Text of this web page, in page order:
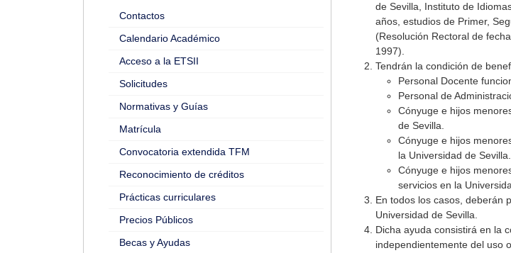
Contactos
Calendario Académico
Acceso a la ETSII
Solicitudes
Normativas y Guías
Matrícula
Convocatoria extendida TFM
Reconocimiento de créditos
Prácticas curriculares
Precios Públicos
Becas y Ayudas
de Sevilla, Instituto de
años, estudios de Primer,
(Resolución Rectoral de
1997).
Tendrán la condición de
Personal Docente
Personal de
Cónyuge e hijos
de Sevilla.
Cónyuge e hijos
la Universidad de Sevilla.
Cónyuge e hijos
servicios en la
En todos los casos, deberán
Universidad de Sevilla.
Dicha ayuda consistirá en la
independientemente del uso